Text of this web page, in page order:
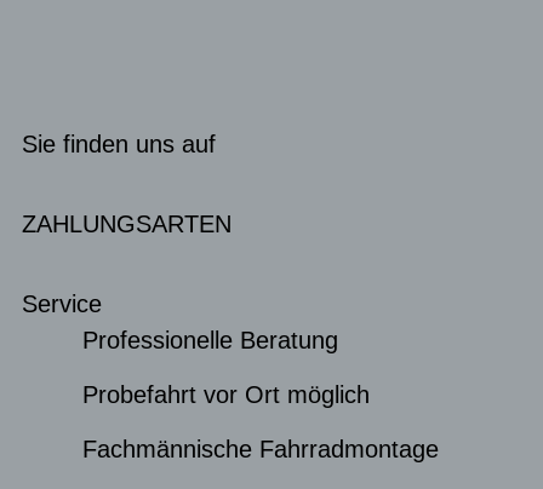
Sie finden uns auf
ZAHLUNGSARTEN
Service
Professionelle Beratung
Probefahrt vor Ort möglich
Fachmännische Fahrradmontage